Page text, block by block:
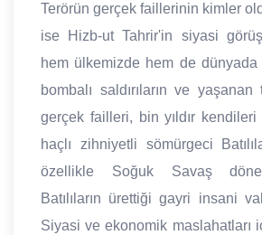
Terörün gerçek faillerinin kimler
ise Hizb-ut Tahrir'in siyasi
hem ülkemizde hem de
bombalı saldırıların ve yaşanan
gerçek failleri, bin yıldır kendileri
haçlı zihniyetli sömürgeci
özellikle Soğuk Savaş
Batılıların ürettiği gayri insani
Siyasi ve ekonomik maslahatları